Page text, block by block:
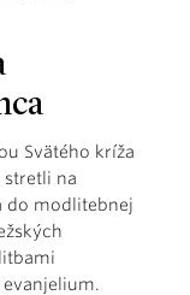
Svätého kríža
stretli na
do modlitebnej